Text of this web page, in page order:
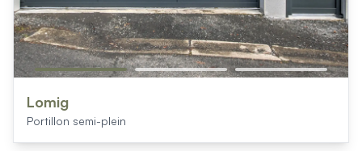
Lomig
Portillon semi-plein